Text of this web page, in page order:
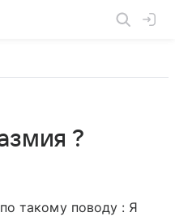
?
такому поводу : Я